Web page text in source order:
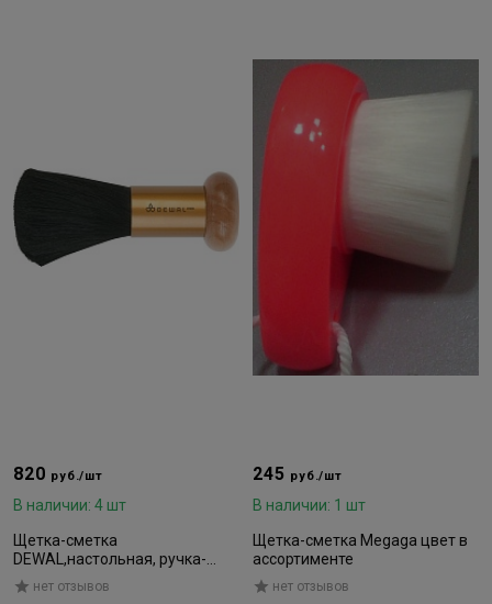
820 руб./шт
В наличии: 4 шт
Щетка-сметка
DEWAL,настольная, ручка-
дерево+ металл, натуральная
овечья щетина
нет отзывов
245 руб./шт
В наличии: 1 шт
Щетка-сметка Megaga цвет в
ассортименте
нет отзывов